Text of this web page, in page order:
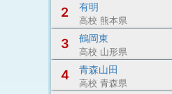
2 有明
高校 熊本県
3 鶴岡東
高校 山形県
4 青森山田
高校 青森県